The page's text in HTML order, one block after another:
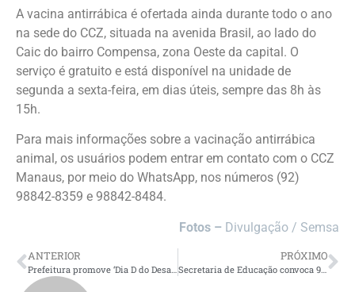
A vacina antirrábica é ofertada ainda durante todo o ano
na sede do CCZ, situada na avenida Brasil, ao lado do
Caic do bairro Compensa, zona Oeste da capital. O
serviço é gratuito e está disponível na unidade de
segunda a sexta-feira, em dias úteis, sempre das 8h às
15h.
Para mais informações sobre a vacinação antirrábica
animal, os usuários podem entrar em contato com o CCZ
Manaus, por meio do WhatsApp, nos números (92)
98842-8359 e 98842-8484.
Fotos – Divulgação / Semsa
ANTERIOR
Prefeitura promove ‘Dia D do Desafio Saudável’ no Cmei Padre Cláudio Dalbon e incentiva bons hábitos alimentares e exercícios físicos
PRÓXIMO
Secretaria de Educação convoca 98 candidatos aprovados no PSS para atuação no interior e áreas indígenas